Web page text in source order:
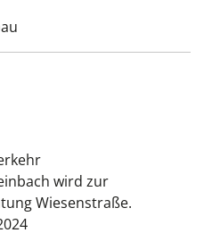
wird zur
Wiesenstraße.